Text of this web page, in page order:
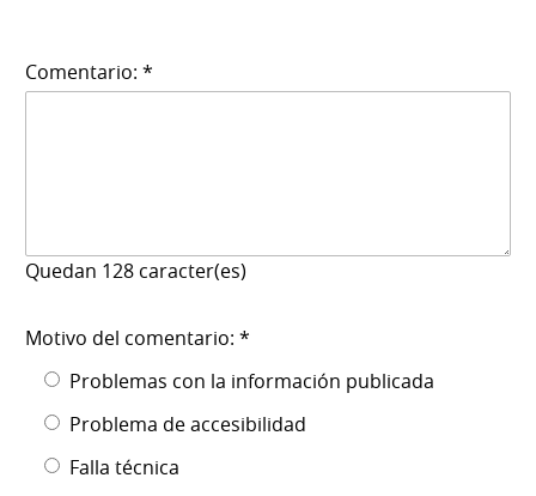
Comentario: *
Quedan 128 caracter(es)
Motivo del comentario: *
Problemas con la información publicada
Problema de accesibilidad
Falla técnica